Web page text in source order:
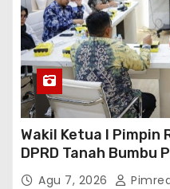
Wakil Ketua I Pimpin
DPRD Tanah Bumbu
Infrastruktur
Agu 7, 2026